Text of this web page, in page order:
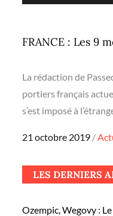
FRANCE : Les 9
La rédaction de
portiers français
s’est imposé à
Posted
21 octobre 2019
LES DERNIERS
Ozempic, Wegovy :